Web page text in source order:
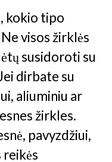
kokio tipo
visos žirklės
susidoroti su
dirbate su
aliuminiu ar
žirkles.
pavyzdžiui,
reikės